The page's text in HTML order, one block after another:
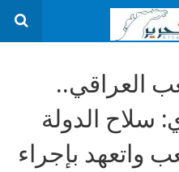
العراقي..
سلاح الدولة
واتعهد بإجراء